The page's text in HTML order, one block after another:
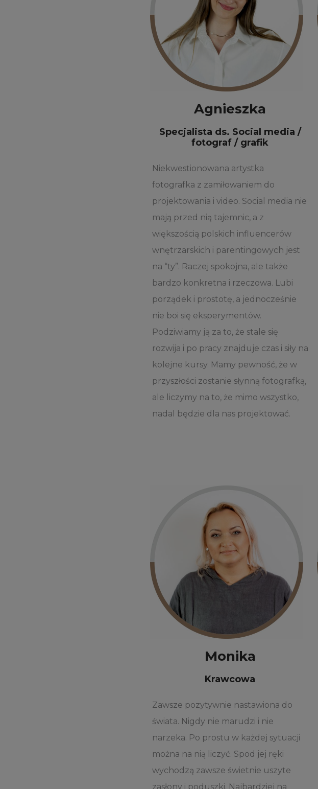
Agnieszka
Specjalista ds. Social media /
fotograf / grafik
Niekwestionowana artystka
fotografka z zamiłowaniem do
projektowania i video. Social media nie
mają przed nią tajemnic, a z
większością polskich influencerów
wnętrzarskich i parentingowych jest
na “ty”. Raczej spokojna, ale także
bardzo konkretna i rzeczowa. Lubi
porządek i prostotę, a jednocześnie
nie boi się eksperymentów.
Podziwiamy ją za to, że stale się
rozwija i po pracy znajduje czas i siły na
kolejne kursy. Mamy pewność, że w
przyszłości zostanie słynną fotografką,
ale liczymy na to, że mimo wszystko,
nadal będzie dla nas projektować.
Monika
Krawcowa
Zawsze pozytywnie nastawiona do
świata. Nigdy nie marudzi i nie
narzeka. Po prostu w każdej sytuacji
można na nią liczyć. Spod jej ręki
wychodzą zawsze świetnie uszyte
zasłony i poduszki. Najbardziej na